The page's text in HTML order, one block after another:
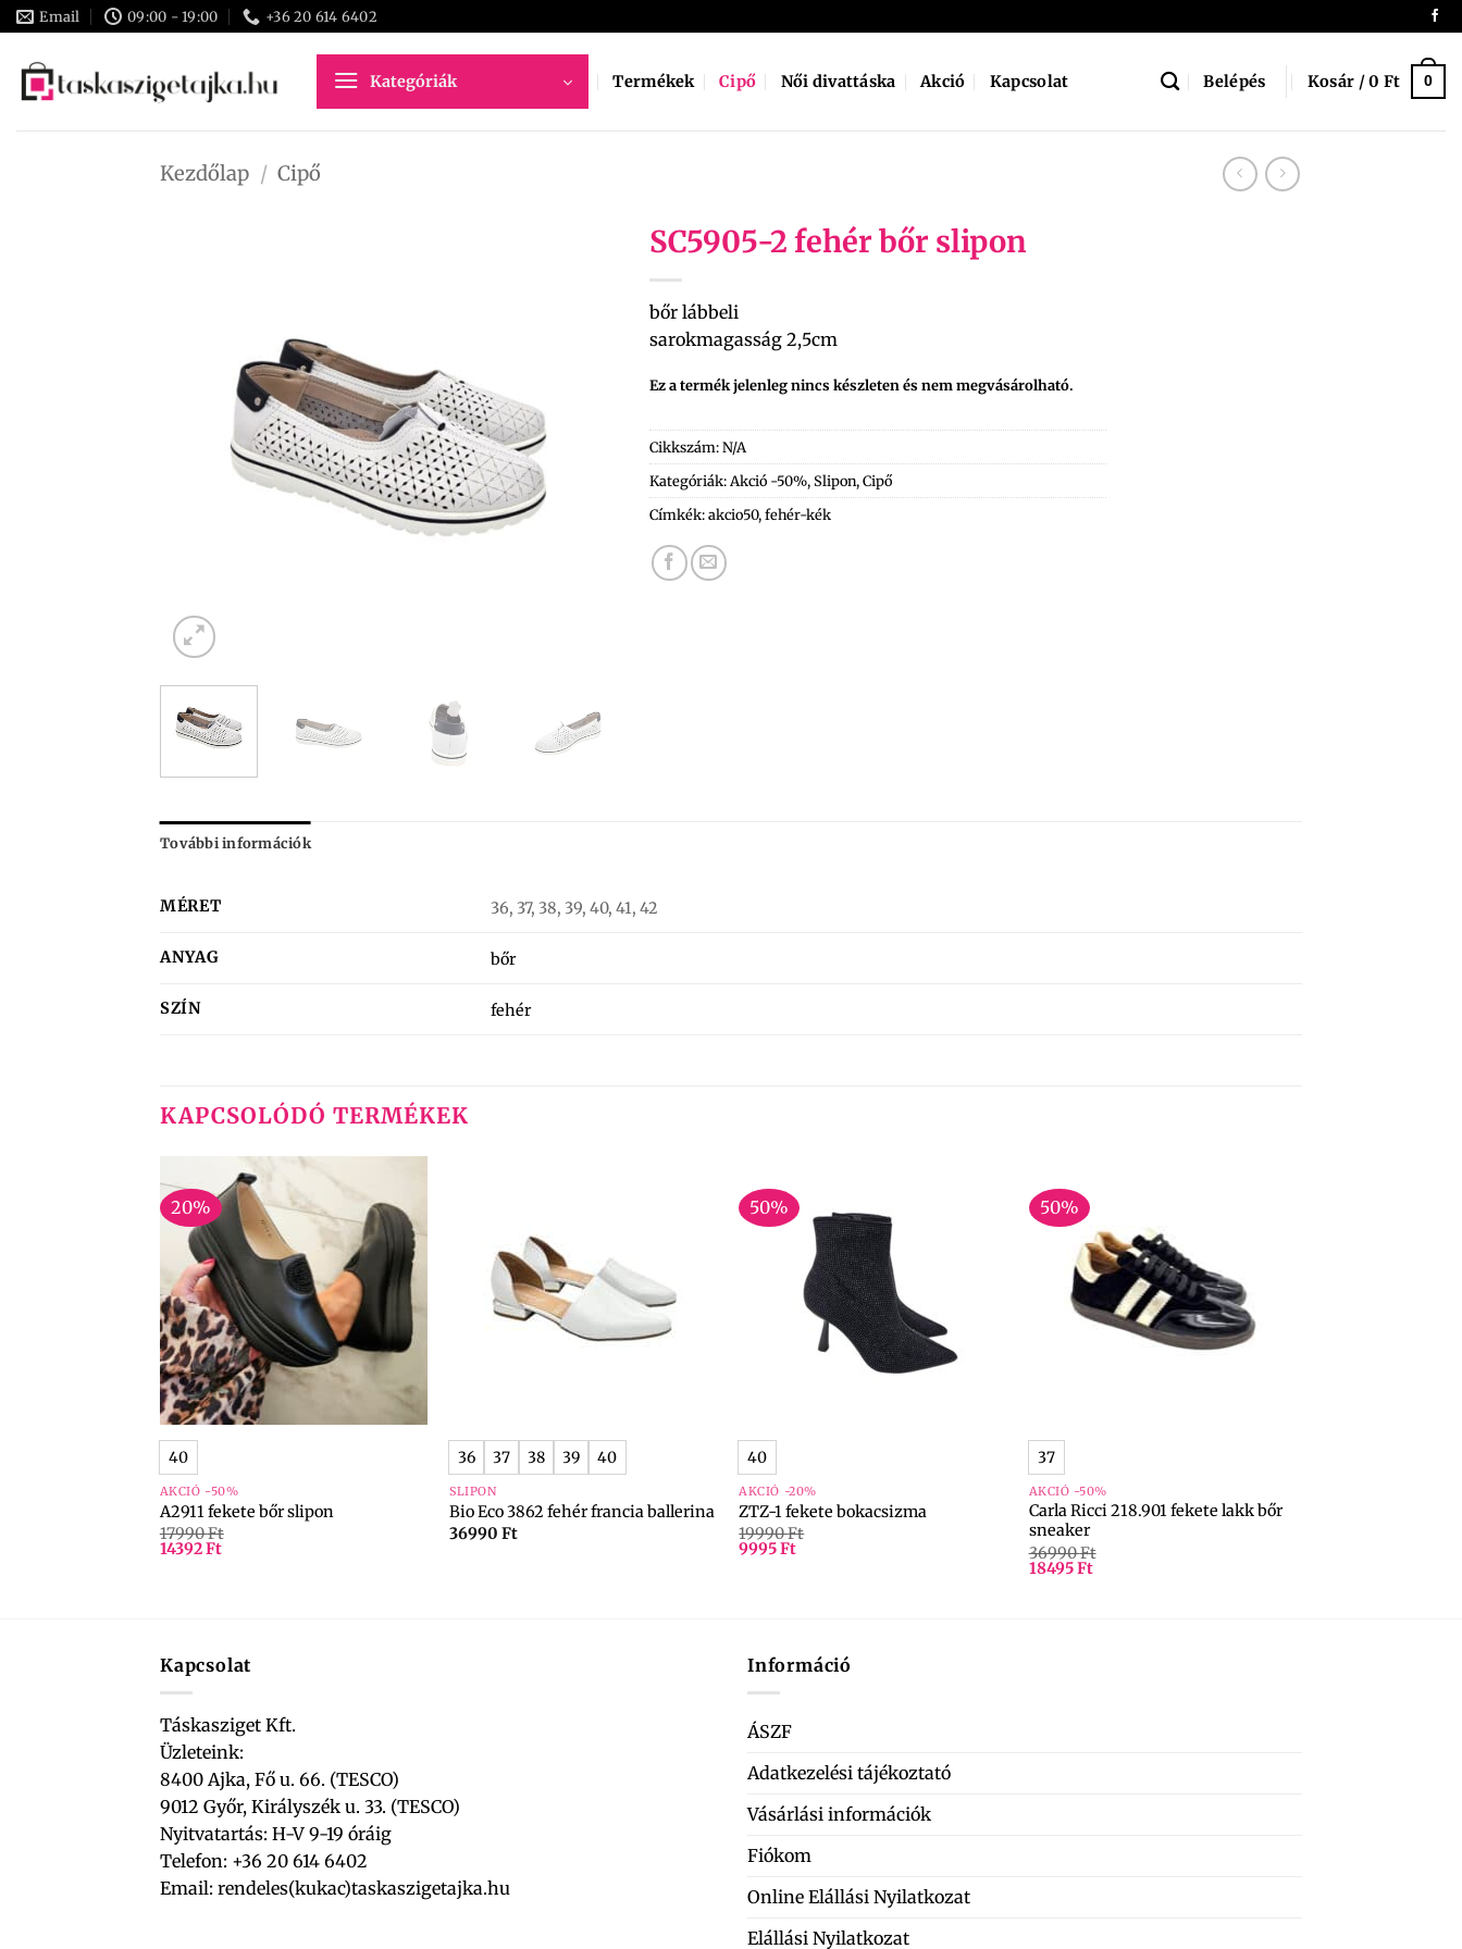
Skip
to
content
Email 09:00 - 19:00 +36 20 614 6402
Kategóriák Termékek Cipő Női divattáska Akció Kapcsolat Belépés Kosár /0 Ft 0
Kezdőlap / Cipő
SC5905-2 fehér bőr slipon
bőr lábbeli
sarokmagasság 2,5cm
Ez a termék jelenleg nincs készleten és nem megvásárolható.
Cikkszám:N/A
Kategóriák:Akció -50%,Slipon,Cipő
Címkék:akcio50,fehér-kék
További információk
MÉRET 36, 37, 38, 39, 40, 41, 42
ANYAG bőr
SZÍN fehér
KAPCSOLÓDÓ TERMÉKEK
20%
+
40
AKCIÓ -50%
A2911 fekete bőr slipon
17990Ft
14392Ft
36 37 38 39 40
SLIPON
Bio Eco 3862 fehér francia ballerina
36990Ft
50%
40
AKCIÓ -20%
ZTZ-1 fekete bokacsizma
19990Ft
9995Ft
50%
37
AKCIÓ -50%
Carla Ricci 218.901 fekete lakk bőr
sneaker
36990Ft
18495Ft
Kapcsolat
Táskasziget Kft.
Üzleteink:
8400 Ajka, Fő u. 66. (TESCO)
9012 Győr, Királyszék u. 33. (TESCO)
Nyitvatartás: H-V 9-19 óráig
Telefon: +36 20 614 6402
Email: rendeles(kukac)taskaszigetajka.hu
Információ
ÁSZF
Adatkezelési tájékoztató
Vásárlási információk
Fiókom
Online Elállási Nyilatkozat
Elállási Nyilatkozat